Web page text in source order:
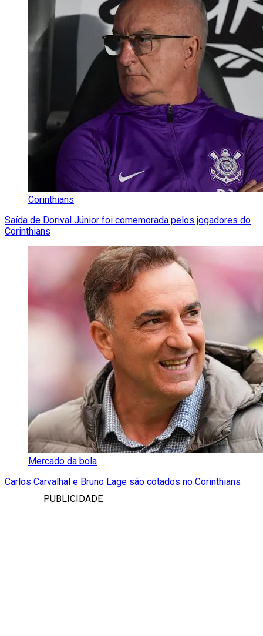
Corinthians
Saída de Dorival Júnior foi comemorada pelos jogadores do
Corinthians
Mercado da bola
Carlos Carvalhal e Bruno Lage são cotados no Corinthians
PUBLICIDADE